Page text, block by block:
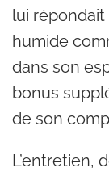
lui
humide
dans son
bonus
de son
L’entretien,